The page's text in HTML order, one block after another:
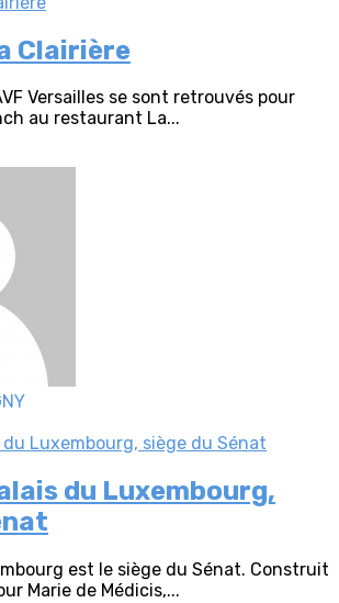
Clairière
Versailles se sont retrouvés pour
au restaurant La...
du Luxembourg,
est le siège du Sénat. Construit
Marie de Médicis,...